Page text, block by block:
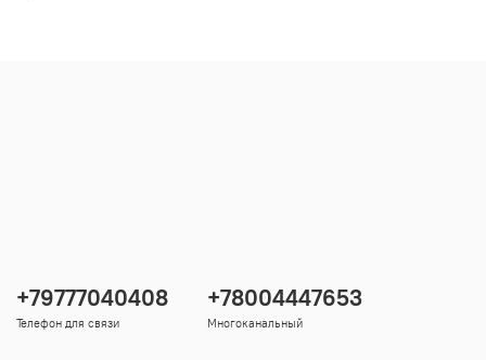
+79777040408
Телефон для связи
+78004447653
Многоканальный